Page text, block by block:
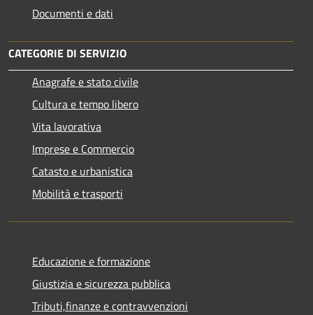
Documenti e dati
CATEGORIE DI SERVIZIO
Anagrafe e stato civile
Cultura e tempo libero
Vita lavorativa
Imprese e Commercio
Catasto e urbanistica
Mobilità e trasporti
Educazione e formazione
Giustizia e sicurezza pubblica
Tributi,finanze e contravvenzioni